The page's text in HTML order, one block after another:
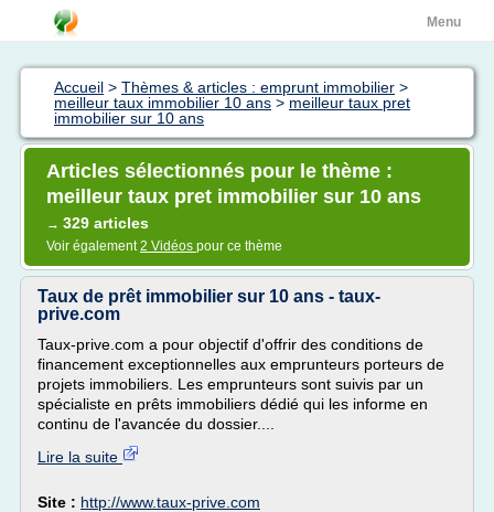
Menu
Accueil > Thèmes & articles : emprunt immobilier >
meilleur taux immobilier 10 ans > meilleur taux pret
immobilier sur 10 ans
Articles sélectionnés pour le thème :
meilleur taux pret immobilier sur 10 ans
→ 329 articles
Voir également2 Vidéos pour ce thème
Taux de prêt immobilier sur 10 ans - taux-
prive.com
Taux-prive.com a pour objectif d'offrir des conditions de
financement exceptionnelles aux emprunteurs porteurs de
projets immobiliers. Les emprunteurs sont suivis par un
spécialiste en prêts immobiliers dédié qui les informe en
continu de l'avancée du dossier....
Lire la suite
Site : http://www.taux-prive.com